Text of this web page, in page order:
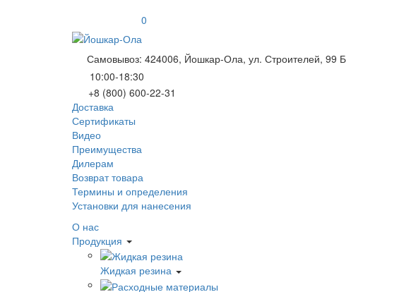
0
Самовывоз: 424006, Йошкар-Ола, ул. Строителей, 99 Б
10:00-18:30
+8 (800) 600-22-31
Доставка
Сертификаты
Видео
Преимущества
Дилерам
Возврат товара
Термины и определения
Установки для нанесения
О нас
Продукция
Жидкая резина